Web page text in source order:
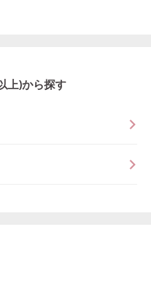
上)から探す